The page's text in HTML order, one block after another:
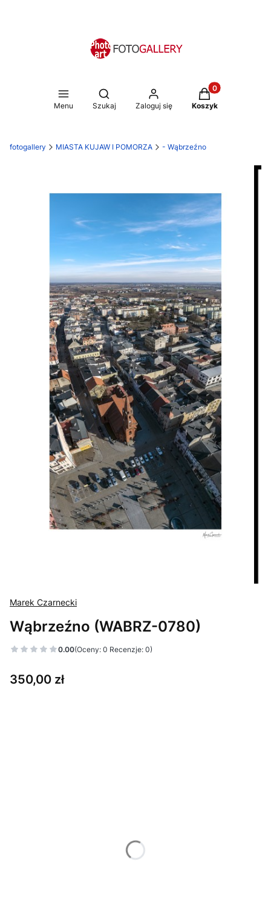
Menu
Otwórz wyszukiwarkę
Szukaj Zaloguj się
Produkty w
Koszyk
fotogallery MIASTA KUJAW I POMORZA - Wąbrzeźno
Marek Czarnecki
Wąbrzeźno (WABRZ-0780)
0.00(Oceny: 0 Recenzje: 0)
Cena
350,00 zł